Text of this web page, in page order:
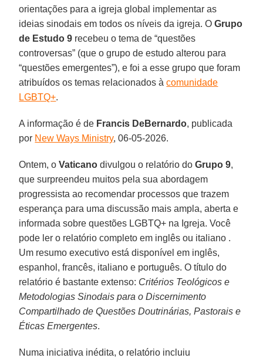
orientações para a igreja global implementar as
ideias sinodais em todos os níveis da igreja. OGrupo
de Estudo 9 recebeu o tema de “questões
controversas” (que o grupo de estudo alterou para
“questões emergentes”), e foi a esse grupo que foram
atribuídos os temas relacionados àcomunidade
LGBTQ+.
A informação é de Francis DeBernardo, publicada
por New Ways Ministry, 06-05-2026.
Ontem, oVaticano divulgou o relatório doGrupo 9,
que surpreendeu muitos pela sua abordagem
progressista ao recomendar processos que trazem
esperança para uma discussão mais ampla, aberta e
informada sobre questões LGBTQ+ na Igreja. Você
pode ler o relatório completo em inglês ou italiano .
Um resumo executivo está disponível em inglês,
espanhol, francês, italiano e português. O título do
relatório é bastante extenso: Critérios Teológicos e
Metodologias Sinodais para o Discernimento
Compartilhado de Questões Doutrinárias, Pastorais e
Éticas Emergentes.
Numa iniciativa inédita, o relatório incluiu